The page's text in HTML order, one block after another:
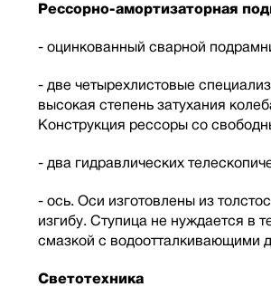
Рессорно-амортизаторная
- оцинкованный сварной
- две четырехлистовые
высокая степень затухания
Конструкция рессоры со
- два гидравлических
- ось. Оси изготовлены из
изгибу. Ступица не нуждается в
смазкой с водоотталкивающими
Светотехника